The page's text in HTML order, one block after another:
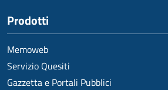
Prodotti
Memoweb
Servizio Quesiti
Gazzetta e Portali Pubblici